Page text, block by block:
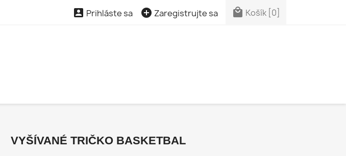
 Prihláste sa  Zaregistrujte sa  Košík [0]
VYŠÍVANÉ TRIČKO BASKETBAL